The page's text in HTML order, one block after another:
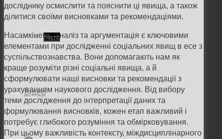
Місто
Відео
досліднику осмислити та пояснити ці явища, а також
ділитися своїми висновками та рекомендаціями.
Насамкінець, аналіз та аргументація є ключовими
елементами при дослідженні соціальних явищ в есе з
суспільствознавства. Вони допомагають нам як
краще розуміти різні соціальні явища, а й
сформулювати наші висновки та рекомендації з
урахуванням наукового дослідження. Від вибору
теми дослідження до інтерпретації даних та
формулювання висновків, кожен етап важливий і
потребує глибокого розуміння та обмірковування.
При цьому важливість контексту, міждисциплінарного